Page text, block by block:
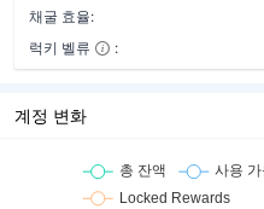
채굴 효율:
럭키 벨류
:
계정 변화